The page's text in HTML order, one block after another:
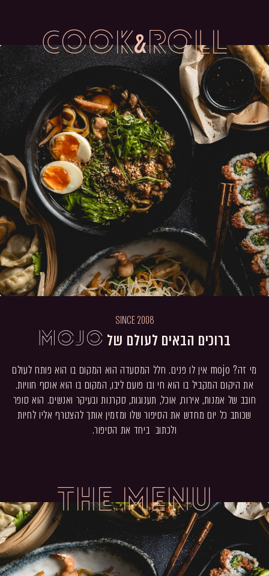
cook&roll
SINCE 2008
ברוכים הבאים לעולם של mojo
מי זה? mojo אין לו פנים. חלל המסעדה הוא המקום בו הוא פותח לעולם
את היקום המקביל בו הוא חי ובו פועם ליבו, המקום בו הוא אוסף חוויות.
חובב של אמנות, אירוח, אוכל, תענוגות, סקרנות ובעיקר ואנשים. הוא סופר
שכותב כל יום מחדש את הסיפור שלו ומזמין אותך להצטרף אליו לחיות
ולכתוב ביחד את הסיפור.
the menu